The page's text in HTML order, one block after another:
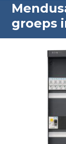
groeps